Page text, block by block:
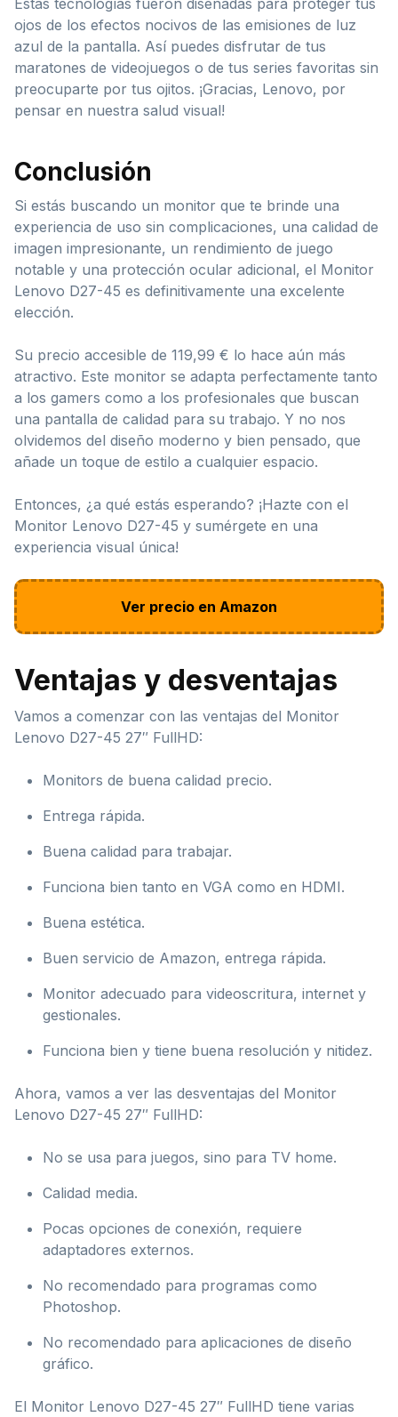
ojos de los efectos nocivos de las emisiones de luz
azul de la pantalla. Así puedes disfrutar de tus
maratones de videojuegos o de tus series favoritas sin
preocuparte por tus ojitos. ¡Gracias, Lenovo, por
pensar en nuestra salud visual!
Conclusión
Si estás buscando un monitor que te brinde una
experiencia de uso sin complicaciones, una calidad de
imagen impresionante, un rendimiento de juego
notable y una protección ocular adicional, el Monitor
Lenovo D27-45 es definitivamente una excelente
elección.
Su precio accesible de 119,99 € lo hace aún más
atractivo. Este monitor se adapta perfectamente tanto
a los gamers como a los profesionales que buscan
una pantalla de calidad para su trabajo. Y no nos
olvidemos del diseño moderno y bien pensado, que
añade un toque de estilo a cualquier espacio.
Entonces, ¿a qué estás esperando? ¡Hazte con el
Monitor Lenovo D27-45 y sumérgete en una
experiencia visual única!
Ver precio en Amazon
Ventajas y desventajas
Vamos a comenzar con las ventajas del Monitor
Lenovo D27-45 27″ FullHD:
Monitors de buena calidad precio.
Entrega rápida.
Buena calidad para trabajar.
Funciona bien tanto en VGA como en HDMI.
Buena estética.
Buen servicio de Amazon, entrega rápida.
Monitor adecuado para videoscritura, internet y
gestionales.
Funciona bien y tiene buena resolución y nitidez.
Ahora, vamos a ver las desventajas del Monitor
Lenovo D27-45 27″ FullHD:
No se usa para juegos, sino para TV home.
Calidad media.
Pocas opciones de conexión, requiere
adaptadores externos.
No recomendado para programas como
Photoshop.
No recomendado para aplicaciones de diseño
gráfico.
El Monitor Lenovo D27-45 27″ FullHD tiene varias